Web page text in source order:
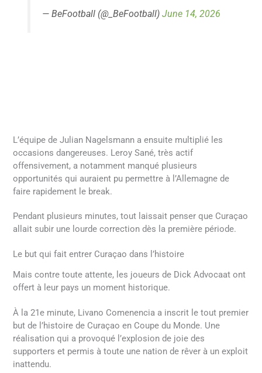
— BeFootball (@_BeFootball) June 14, 2026
L’équipe de Julian Nagelsmann a ensuite multiplié les
occasions dangereuses. Leroy Sané, très actif
offensivement, a notamment manqué plusieurs
opportunités qui auraient pu permettre à l’Allemagne de
faire rapidement le break.
Pendant plusieurs minutes, tout laissait penser que Curaçao
allait subir une lourde correction dès la première période.
Le but qui fait entrer Curaçao dans l’histoire
Mais contre toute attente, les joueurs de Dick Advocaat ont
offert à leur pays un moment historique.
À la 21e minute, Livano Comenencia a inscrit le tout premier
but de l’histoire de Curaçao en Coupe du Monde. Une
réalisation qui a provoqué l’explosion de joie des
supporters et permis à toute une nation de rêver à un exploit
inattendu.